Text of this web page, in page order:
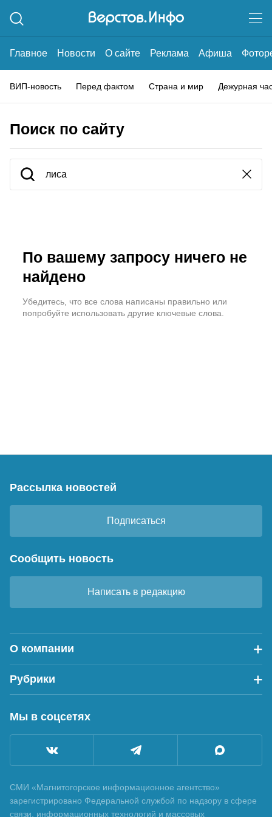
Главное Новости О сайте Реклама Афиша
ВИП-новость Перед фактом Страна и мир Дежурная
Поиск по сайту
По вашему запросу ничего не
найдено
Убедитесь, что все слова написаны правильно или
попробуйте использовать другие ключевые слова.
Рассылка новостей
Подписаться
Сообщить новость
Написать в редакцию
О компании
Рубрики
Мы в соцсетях
СМИ «Магнитогорское информационное агентство»
зарегистрировано Федеральной службой по надзору в сфере
связи, информационных технологий и массовых